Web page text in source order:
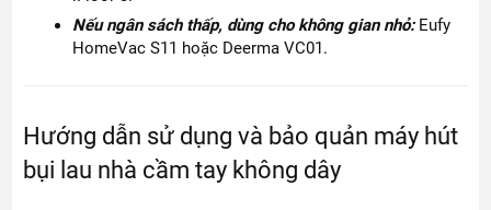
Nếu ngân sách thấp, dùng cho không gian nhỏ:Eufy
HomeVac S11 hoặc Deerma VC01.
Hướng dẫn sử dụng và bảo quản máy hút
bụi lau nhà cầm tay không dây